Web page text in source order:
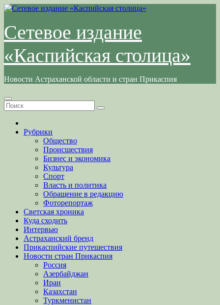
Перейти
содержимому
Сетевое издание
«Каспийская столица»
Новости Астраханской области и стран Прикаспия
Рубрики
Общество
Происшествия
Бизнес и экономика
Культура
Спорт
Власть и политика
Обращение в редакцию
Фоторепортаж
Светская хроника
Куда сходить
Интервью
Астраханский бренд
Прикаспийские путешествия
Новости стран Прикаспия
Россия
Азербайджан
Иран
Казахстан
Туркменистан